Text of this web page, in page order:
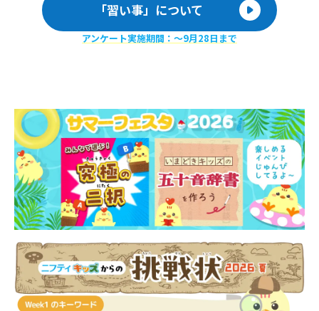
「習い事」について
アンケート実施期間：〜9月28日まで